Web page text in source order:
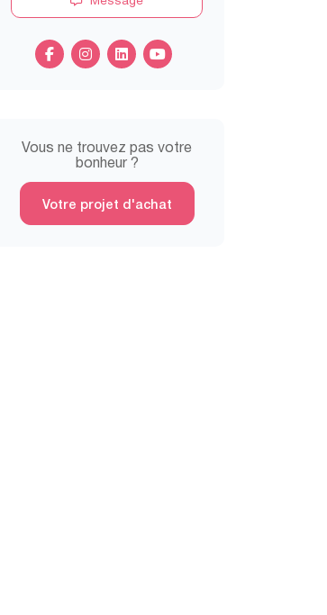
Vous ne trouvez pas votre
bonheur ?
Votre projet d'achat